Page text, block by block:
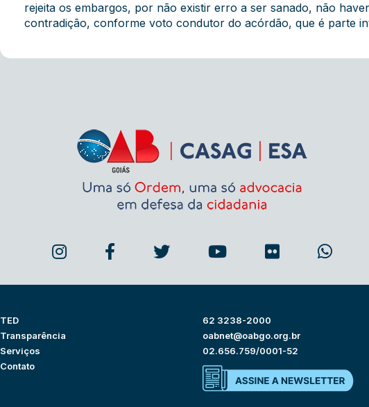
rejeita os embargos, por não existir erro a ser sanado, não
contradição, conforme voto condutor do acórdão, que é parte
TED
Transparência
Serviços
Contato
62 3238-2000
oabnet@oabgo.org.br
02.656.759/0001-52